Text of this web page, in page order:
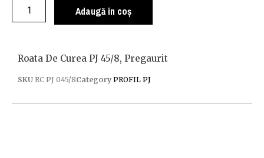
Adaugă în coș
Roata De Curea PJ 45/8, Pregaurit
SKU RC PJ 045/8Category PROFIL PJ